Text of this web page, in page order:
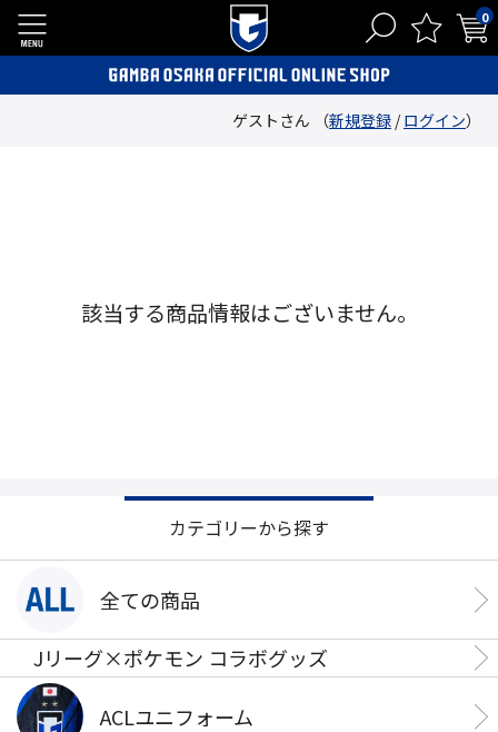
0
ゲストさん （新規登録 /ログイン）
該当する商品情報はございません。
カテゴリーから探す
全ての商品
Jリーグ×ポケモン コラボグッズ
ACLユニフォーム